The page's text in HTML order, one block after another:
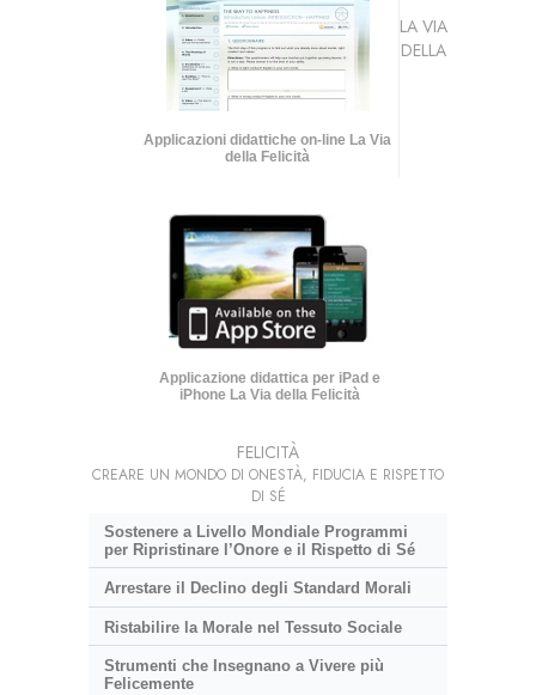
Applicazioni didattiche on-line La Via
della Felicità
Applicazione didattica per iPad e
iPhone La Via della Felicità
LA VIA
DELLA
FELICITÀ
CREARE UN MONDO DI ONESTÀ, FIDUCIA E RISPETTO
DI SÉ
Sostenere a Livello Mondiale Programmi
per Ripristinare l’Onore e il Rispetto di Sé
Arrestare il Declino degli Standard Morali
Ristabilire la Morale nel Tessuto Sociale
Strumenti che Insegnano a Vivere più
Felicemente